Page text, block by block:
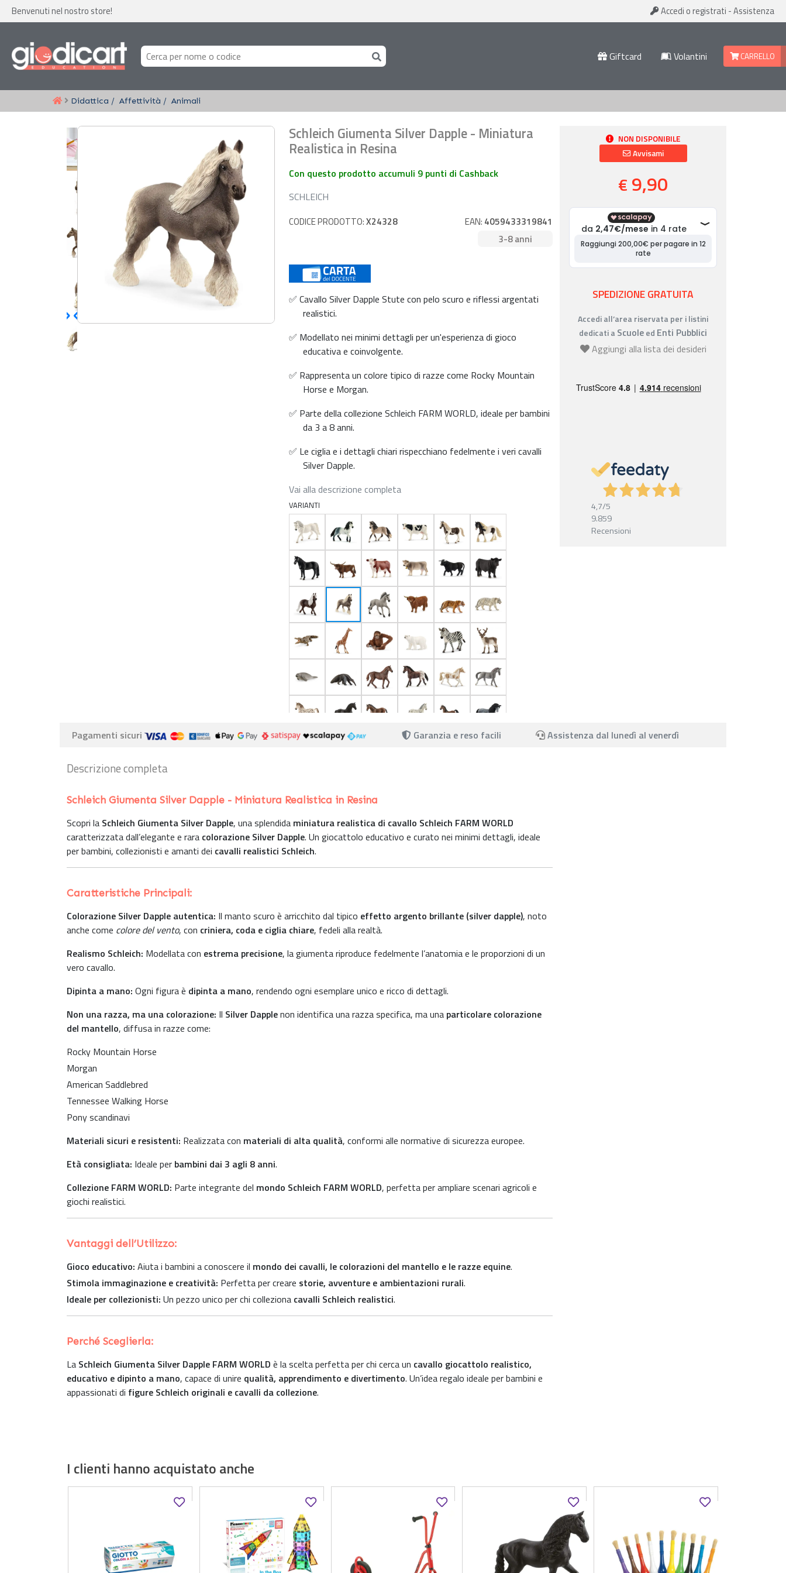
Benvenuti nel nostro store! Accedi o registrati -Assistenza
Giftcard Volantini CARRELLO
Didattica Affettività Animali
Schleich Giumenta Silver Dapple - Miniatura
Realistica in Resina
Con questo prodotto accumuli 9 punti di Cashback
SCHLEICH
CODICE PRODOTTO:X24328 EAN: 4059433319841
3-8 anni
✅ Cavallo Silver Dapple Stute con pelo scuro e riflessi argentati
realistici.
✅ Modellato nei minimi dettagli per un'esperienza di gioco
educativa e coinvolgente.
✅ Rappresenta un colore tipico di razze come Rocky Mountain
Horse e Morgan.
✅ Parte della collezione Schleich FARM WORLD, ideale per bambini
da 3 a 8 anni.
✅ Le ciglia e i dettagli chiari rispecchiano fedelmente i veri cavalli
Silver Dapple.
Vai alla descrizione completa
VARIANTI
NON DISPONIBILE
Avvisami
€ 9,90
SPEDIZIONE GRATUITA
Accedi all’area riservata per i listini
dedicati a Scuoleed Enti Pubblici
Aggiungi alla lista dei desideri
4,7/5
9.859
Recensioni
Pagamenti sicuri Garanzia e reso facili Assistenza dal lunedì al venerdì
Descrizione completa
Schleich Giumenta Silver Dapple - Miniatura Realistica in Resina
Scopri la Schleich Giumenta Silver Dapple, una splendida miniatura realistica di cavallo Schleich FARM WORLD
caratterizzata dall’elegante e rara colorazione Silver Dapple. Un giocattolo educativo e curato nei minimi dettagli, ideale
per bambini, collezionisti e amanti dei cavalli realistici Schleich.
Caratteristiche Principali:
Colorazione Silver Dapple autentica: Il manto scuro è arricchito dal tipico effetto argento brillante (silver dapple), noto
anche come colore del vento, con criniera, coda e ciglia chiare, fedeli alla realtà.
Realismo Schleich: Modellata con estrema precisione, la giumenta riproduce fedelmente l’anatomia e le proporzioni di un
vero cavallo.
Dipinta a mano: Ogni figura è dipinta a mano, rendendo ogni esemplare unico e ricco di dettagli.
Non una razza, ma una colorazione: Il Silver Dapplenon identifica una razza specifica, ma una particolare colorazione
del mantello, diffusa in razze come:
Rocky Mountain Horse
Morgan
American Saddlebred
Tennessee Walking Horse
Pony scandinavi
Materiali sicuri e resistenti: Realizzata con materiali di alta qualità, conformi alle normative di sicurezza europee.
Età consigliata: Ideale per bambini dai 3 agli 8 anni.
Collezione FARM WORLD: Parte integrante del mondo Schleich FARM WORLD, perfetta per ampliare scenari agricoli e
giochi realistici.
Vantaggi dell’Utilizzo:
Gioco educativo: Aiuta i bambini a conoscere il mondo dei cavalli, le colorazioni del mantello e le razze equine.
Stimola immaginazione e creatività: Perfetta per creare storie, avventure e ambientazioni rurali.
Ideale per collezionisti: Un pezzo unico per chi colleziona cavalli Schleich realistici.
Perché Sceglierla:
La Schleich Giumenta Silver Dapple FARM WORLD è la scelta perfetta per chi cerca un cavallo giocattolo realistico,
educativo e dipinto a mano, capace di unire qualità, apprendimento e divertimento. Un’idea regalo ideale per bambini e
appassionati di figure Schleich originali e cavalli da collezione.
I clienti hanno acquistato anche